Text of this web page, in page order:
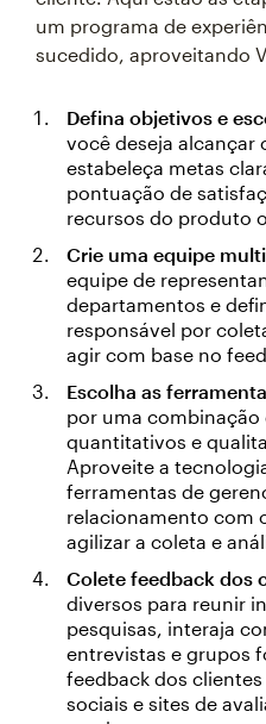
um programa de
sucedido, aproveitando
Defina objetivos e
você deseja alcançar
estabeleça metas
pontuação de
recursos do produto
Crie uma equipe
equipe de
departamentos e
responsável por
agir com base no
Escolha as
por uma combinação
quantitativos e
Aproveite a
ferramentas de
relacionamento com
agilizar a coleta e
Colete feedback dos
diversos para reunir
pesquisas, interaja
entrevistas e grupos
feedback dos
sociais e sites de